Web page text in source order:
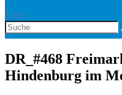
Suche
DR_#468
Hindenburg im